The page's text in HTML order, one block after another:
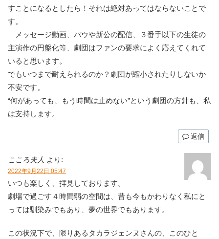
すことになるとしたら！それは絶対あってはならないことで
す。
メッセージ動画、バウや新公の配信、３番手以下の生徒の
主演作の円盤化等、劇団はファンの要求によく応えてくれて
いると思います。
でもいつまで耐えられるのか？劇団が縮小されたりしないか
不安です。
“何があっても、もう時間は止めない”という劇団の方針も、私
は支持します。
返信
こころ夫人 より:
2022年9月22日 05:47
いつも楽しく、拝見しております。
劇場で過ごす４時間弱の空間は、昔も今もかわりなく私にと
っては馴染みでもあり、夢の世界でもあります。
この状況下で、限りあるタカラジェンヌさんの、このひと